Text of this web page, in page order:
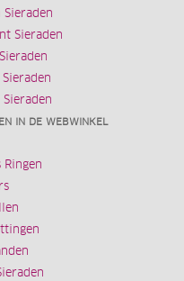
Sieraden
Sieraden
IN DE WEBWINKEL
Ringen